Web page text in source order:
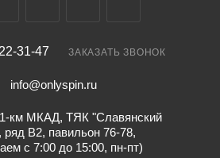
31-47 ЗАКАЗАТЬ ЗВОНОК
info@onlyspin.ru
км МКАД, ТЯК "Славянский
ряд В2, павильон 76-78,
с 7:00 до 15:00, пн-пт)